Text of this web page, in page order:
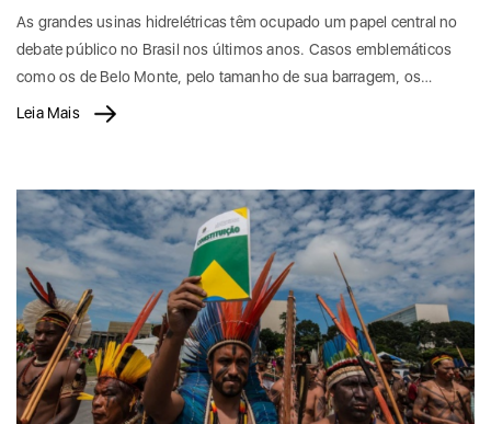
As grandes usinas hidrelétricas têm ocupado um papel central no
debate público no Brasil nos últimos anos. Casos emblemáticos
como os de Belo Monte, pelo tamanho de sua barragem, os…
Leia Mais